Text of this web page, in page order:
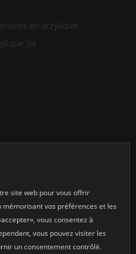
en acrylique
Sit
site web pour vous offrir
vos préférences et les
vous consentez à
vous pouvez visiter les
un consentement contrôlé.